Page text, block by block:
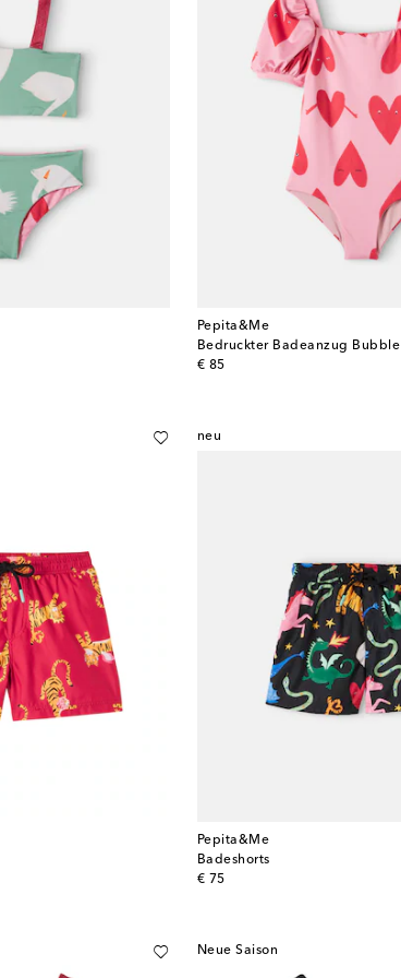
Pepita&Me
Bedruckter Badeanzug Bubble
€ 85
original price
neu
Pepita&Me
Badeshorts
€ 75
original price
Neue Saison